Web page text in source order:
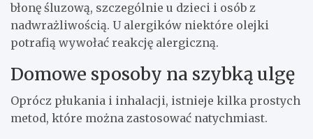
błonę śluzową, szczególnie u dzieci i osób z
nadwrażliwością. U alergików niektóre olejki
potrafią wywołać reakcję alergiczną.
Domowe sposoby na szybką ulgę
Oprócz płukania i inhalacji, istnieje kilka prostych
metod, które można zastosować natychmiast.